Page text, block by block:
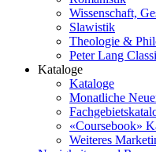
Wissenschaft,
Slawistik
Theologie &
Peter Lang
Kataloge
Kataloge
Monatliche
«Coursebook»
Weiteres